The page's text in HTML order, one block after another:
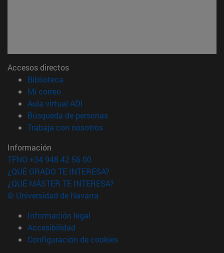
Accesos directos
Biblioteca
Mi correo(abre en nueva ventana)
Aula virtual ADI
Búsqueda de personas(abre en nueva ventana)
Trabaja con nosotros(abre en nueva ventana)
Información
TFNO +34 948 42 56 00
¿QUÉ GRADO TE INTERESA?
¿QUÉ MÁSTER TE INTERESA?
© Universidad de Navarra
Información legal
Accesibilidad
Configuración de cookies